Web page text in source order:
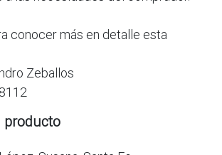
conocer más en detalle esta
Zeballos
producto